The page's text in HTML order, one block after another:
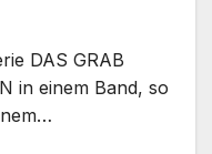
DAS GRAB
in einem Band, so